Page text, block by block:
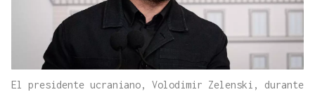
El presidente ucraniano, Volodimir Zelenski, durante